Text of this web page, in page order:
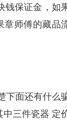
钱保证金，如
章师傅的藏品
下面还有什么
中三件瓷器 定